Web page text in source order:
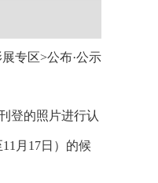
专区 公布·公示
登的照片进行认
月17日）的候